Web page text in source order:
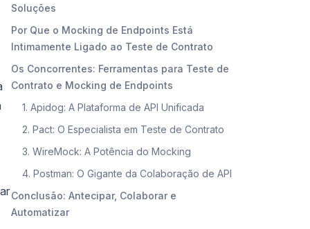
Soluções
Por Que o Mocking de Endpoints Está
Intimamente Ligado ao Teste de Contrato
Os Concorrentes: Ferramentas para Teste de
Contrato e Mocking de Endpoints
1. Apidog: A Plataforma de API Unificada
2. Pact: O Especialista em Teste de Contrato
3. WireMock: A Potência do Mocking
4. Postman: O Gigante da Colaboração de API
Conclusão: Antecipar, Colaborar e
Automatizar